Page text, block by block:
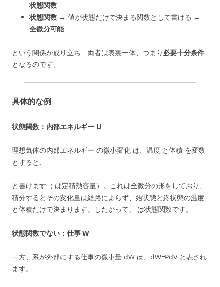
状態関数
状態関数 → 値が状態だけで決まる関数として書ける →
全微分可能
という関係が成り立ち、両者は表裏一体、つまり 必要十分条件
となるのです。
具体的な例
状態関数：内部エネルギー U
理想気体の内部エネルギー の微小変化 は、温度 と体積 を変数
とすると、
と書けます（ は定積熱容量）。これは全微分の形をしており、
積分するとその変化量は経路によらず、始状態と終状態の温度
と体積だけで決まります。したがって、 は状態関数です。
状態関数でない：仕事 W
一方、系が外部にする仕事の微小量 dW は、dW=PdV と表され
ます。